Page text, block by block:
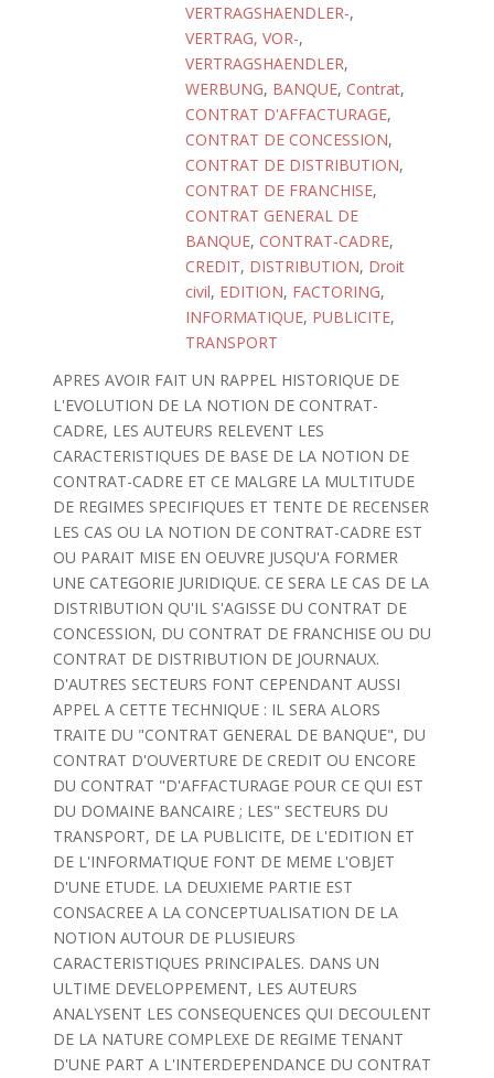
VERTRAGSHAENDLER-,
VERTRAG, VOR-,
VERTRAGSHAENDLER,
WERBUNG, BANQUE, Contrat,
CONTRAT D'AFFACTURAGE,
CONTRAT DE CONCESSION,
CONTRAT DE DISTRIBUTION,
CONTRAT DE FRANCHISE,
CONTRAT GENERAL DE
BANQUE, CONTRAT-CADRE,
CREDIT, DISTRIBUTION, Droit
civil, EDITION, FACTORING,
INFORMATIQUE, PUBLICITE,
TRANSPORT
APRES AVOIR FAIT UN RAPPEL HISTORIQUE DE
L'EVOLUTION DE LA NOTION DE CONTRAT-
CADRE, LES AUTEURS RELEVENT LES
CARACTERISTIQUES DE BASE DE LA NOTION DE
CONTRAT-CADRE ET CE MALGRE LA MULTITUDE
DE REGIMES SPECIFIQUES ET TENTE DE RECENSER
LES CAS OU LA NOTION DE CONTRAT-CADRE EST
OU PARAIT MISE EN OEUVRE JUSQU'A FORMER
UNE CATEGORIE JURIDIQUE. CE SERA LE CAS DE LA
DISTRIBUTION QU'IL S'AGISSE DU CONTRAT DE
CONCESSION, DU CONTRAT DE FRANCHISE OU DU
CONTRAT DE DISTRIBUTION DE JOURNAUX.
D'AUTRES SECTEURS FONT CEPENDANT AUSSI
APPEL A CETTE TECHNIQUE : IL SERA ALORS
TRAITE DU "CONTRAT GENERAL DE BANQUE", DU
CONTRAT D'OUVERTURE DE CREDIT OU ENCORE
DU CONTRAT "D'AFFACTURAGE POUR CE QUI EST
DU DOMAINE BANCAIRE ; LES" SECTEURS DU
TRANSPORT, DE LA PUBLICITE, DE L'EDITION ET
DE L'INFORMATIQUE FONT DE MEME L'OBJET
D'UNE ETUDE. LA DEUXIEME PARTIE EST
CONSACREE A LA CONCEPTUALISATION DE LA
NOTION AUTOUR DE PLUSIEURS
CARACTERISTIQUES PRINCIPALES. DANS UN
ULTIME DEVELOPPEMENT, LES AUTEURS
ANALYSENT LES CONSEQUENCES QUI DECOULENT
DE LA NATURE COMPLEXE DE REGIME TENANT
D'UNE PART A L'INTERDEPENDANCE DU CONTRAT